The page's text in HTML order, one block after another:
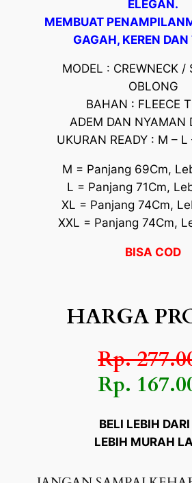
ELEGAN.
MEMBUAT
GAGAH, KEREN DAN
MODEL : CREWNECK /
OBLONG
BAHAN : FLEECE
ADEM DAN NYAMAN
UKURAN READY : M – L
M = Panjang 69Cm,
L = Panjang 71Cm,
XL = Panjang 74Cm,
XXL = Panjang 74Cm,
BISA COD
HARGA
Rp.
Rp.
BELI LEBIH DARI
LEBIH MURAH